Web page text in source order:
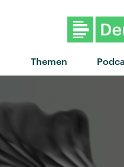
Themen